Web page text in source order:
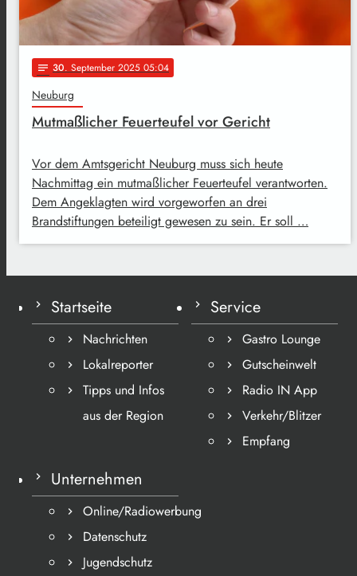
notes 30. September 2025 05:04
Neuburg
Mutmaßlicher Feuerteufel vor Gericht
Vor dem Amtsgericht Neuburg muss sich heute
Nachmittag ein mutmaßlicher Feuerteufel verantworten.
Dem Angeklagten wird vorgeworfen an drei
Brandstiftungen beteiligt gewesen zu sein. Er soll …
Startseite
Nachrichten
Lokalreporter
Tipps und Infos
aus der Region
Service
Gastro Lounge
Gutscheinwelt
Radio IN App
Verkehr/Blitzer
Empfang
Unternehmen
Online/Radiowerbung
Datenschutz
Jugendschutz